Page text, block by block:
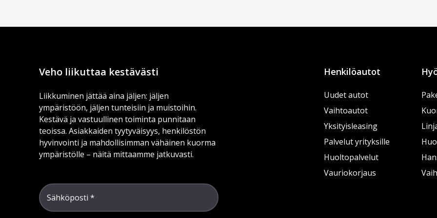
Veho liikuttaa kestävästi
Liikkuminen jättää aina jäljen: jäljen
ympäristöön, jäljen tunteisiin ja muistoihin.
Kestävä ja vastuullinen toiminta punnitaan
teoissa. Asiakkaiden tyytyväisyys, henkilöstön
hyvinvointi ja mahdollisimman vähäinen kuorma
ympäristölle – näitä mittaamme jatkuvasti.
Sähköposti
Henkilöautot
Uudet autot
Vaihtoautot
Yksityisleasing
Palvelut yrityksille
Huoltopalvelut
Vauriokorjaus